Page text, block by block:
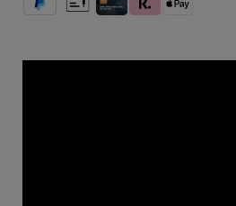
PayPal Kredit- und Debitkarte
Klarna (Rechnung /
Apple Pay
Vorkasse